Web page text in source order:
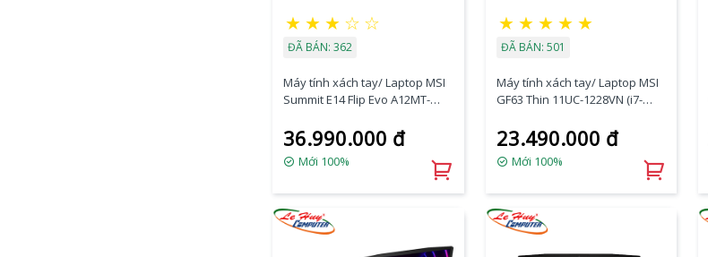
★ ★ ★ ☆ ☆
ĐÃ BÁN: 362
Máy tính xách tay/ Laptop MSI
Summit E14 Flip Evo A12MT-
graphics/Ram 16GB DDR5/SSD
512GB/14 Inch QHD+
TouchScreen/Bút cảm ứng)
36.990.000 đ
Mới 100%
★ ★ ★ ★ ★
ĐÃ BÁN: 501
Máy tính xách tay/ Laptop MSI
GF63 Thin 11UC-1228VN (i7-
Max Q/15.6 inch FHD/Win 11/
Đen)
23.490.000 đ
Mới 100%